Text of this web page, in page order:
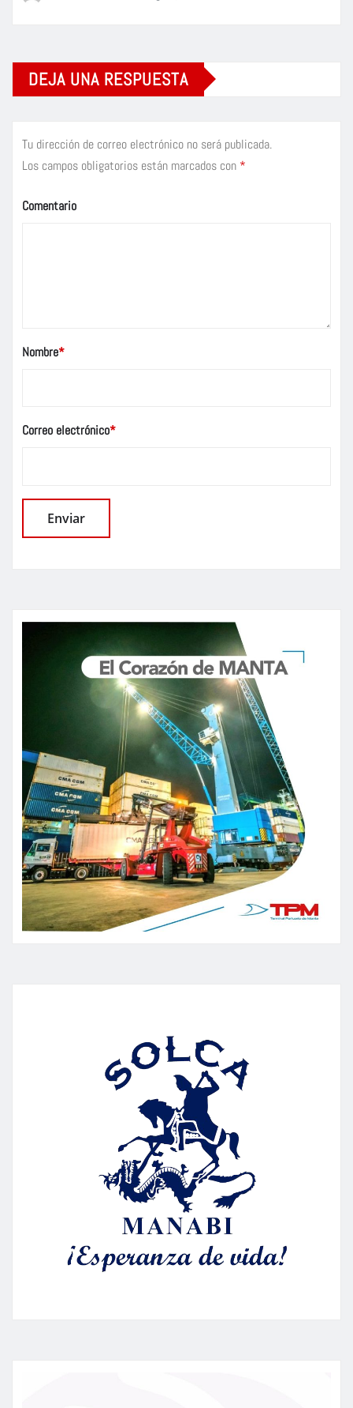
DEJA UNA RESPUESTA
Tu dirección de correo electrónico no será publicada.
Los campos obligatorios están marcados con *
Comentario
Nombre*
Correo electrónico*